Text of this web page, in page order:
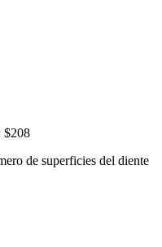
$208
de superficies del diente